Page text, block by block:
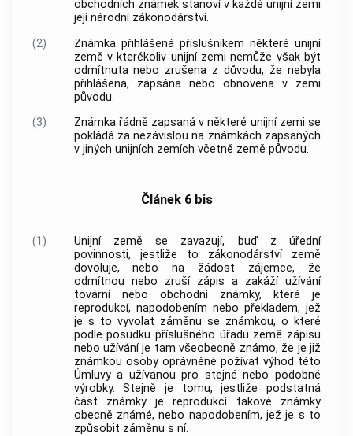
obchodních známek stanoví v každé unijní zemi
její národní zákonodárství.
(2)
Známka přihlášená příslušníkem některé unijní
země v kterékoliv unijní zemi nemůže však být
odmítnuta nebo zrušena z důvodu, že nebyla
přihlášena, zapsána nebo obnovena v zemi
původu.
(3)
Známka řádně zapsaná v některé unijní zemi se
pokládá za nezávislou na známkách zapsaných
v jiných unijních zemích včetně země původu.
Článek 6 bis
(1)
Unijní země se zavazují, buď z úřední
povinnosti, jestliže to zákonodárství země
dovoluje, nebo na žádost zájemce, že
odmítnou nebo zruší zápis a zakáží užívání
tovární nebo obchodní známky, která je
reprodukcí, napodobením nebo překladem, jež
je s to vyvolat záměnu se známkou, o které
podle posudku příslušného úřadu země zápisu
nebo užívání je tam všeobecně známo, že je již
známkou osoby oprávněné požívat výhod této
Úmluvy a užívanou pro stejné nebo podobné
výrobky. Stejně je tomu, jestliže podstatná
část známky je reprodukcí takové známky
obecně známé, nebo napodobením, jež je s to
způsobit záměnu s ní.